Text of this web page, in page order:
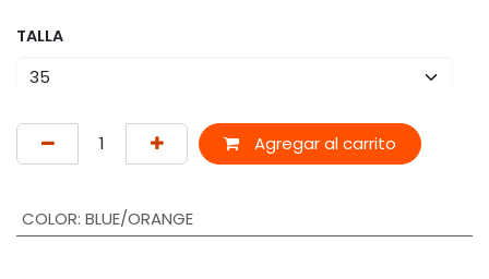
TALLA
Agregar al carrito
COLOR: BLUE/ORANGE